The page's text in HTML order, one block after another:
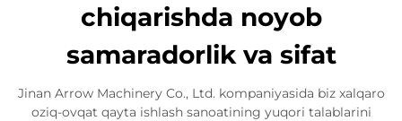
chiqarishda noyob
samaradorlik va sifat
Jinan Arrow Machinery Co., Ltd. kompaniyasida biz xalqaro
oziq-ovqat qayta ishlash sanoatining yuqori talablarini